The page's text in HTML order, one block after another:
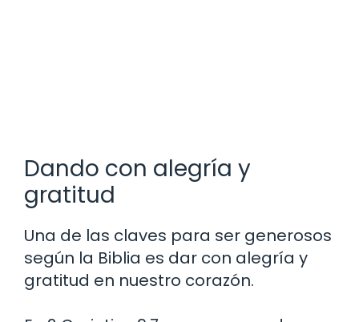
Dando con alegría y
gratitud
Una de las claves para ser generosos
según la Biblia es dar con alegría y
gratitud en nuestro corazón.